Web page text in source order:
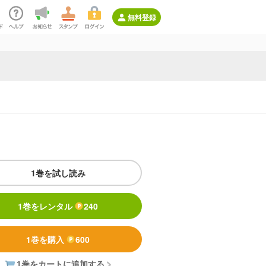
無料登録
1巻を試し読み
1巻をレンタル 240
1巻を購入 600
1巻をカートに追加する